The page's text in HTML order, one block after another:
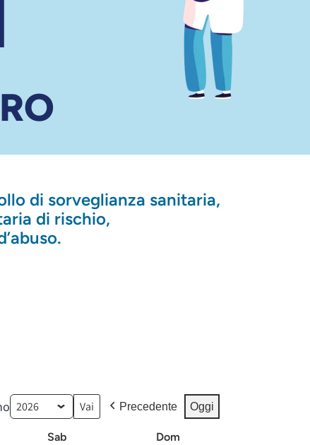
di sorveglianza sanitaria,
di rischio,
Precedente Oggi
Sabsabato Dom